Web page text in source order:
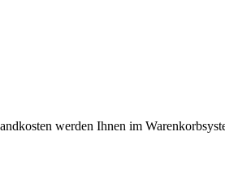
werden Ihnen im